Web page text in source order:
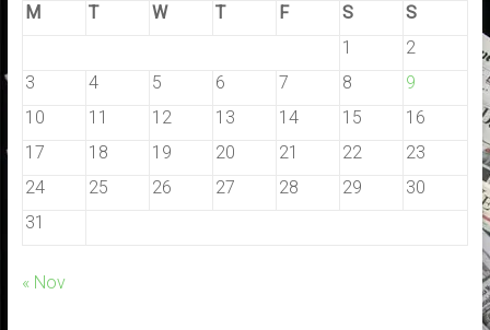
M
T W T F S
S
1
2
3
4 5 6 7 8
9
10
11 12 13 14 15
16
17
18 19 20 21 22
23
24
25 26 27 28 29
30
31
« Nov